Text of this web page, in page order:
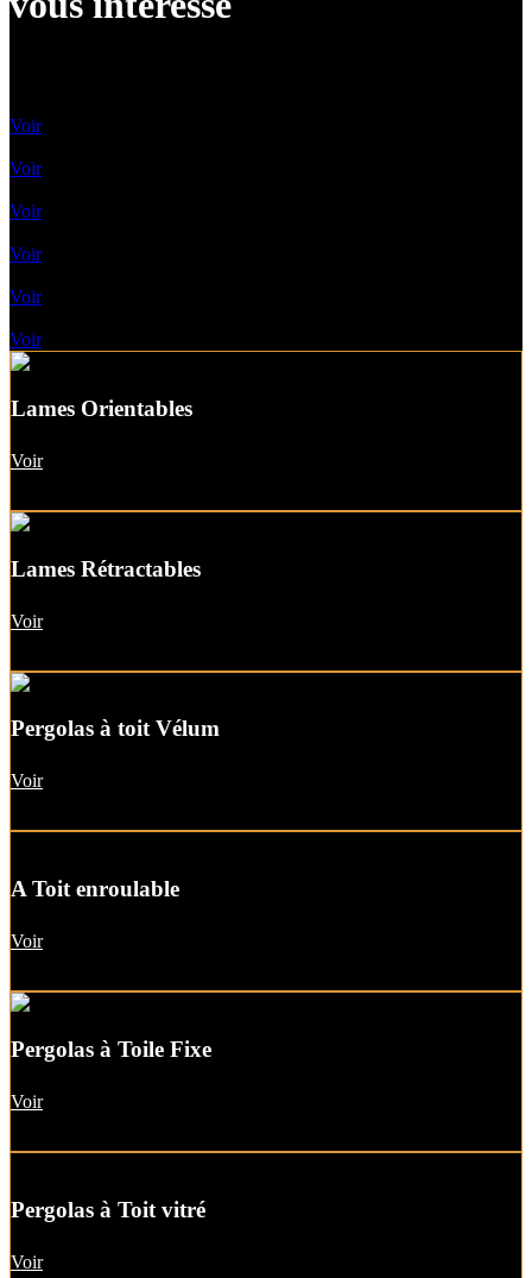
Voir
Voir
Voir
Voir
Voir
Voir
Lames Orientables
Voir
Lames Rétractables
Voir
Pergolas à toit Vélum
Voir
A Toit enroulable
Voir
Pergolas à Toile Fixe
Voir
Pergolas à Toit vitré
Voir